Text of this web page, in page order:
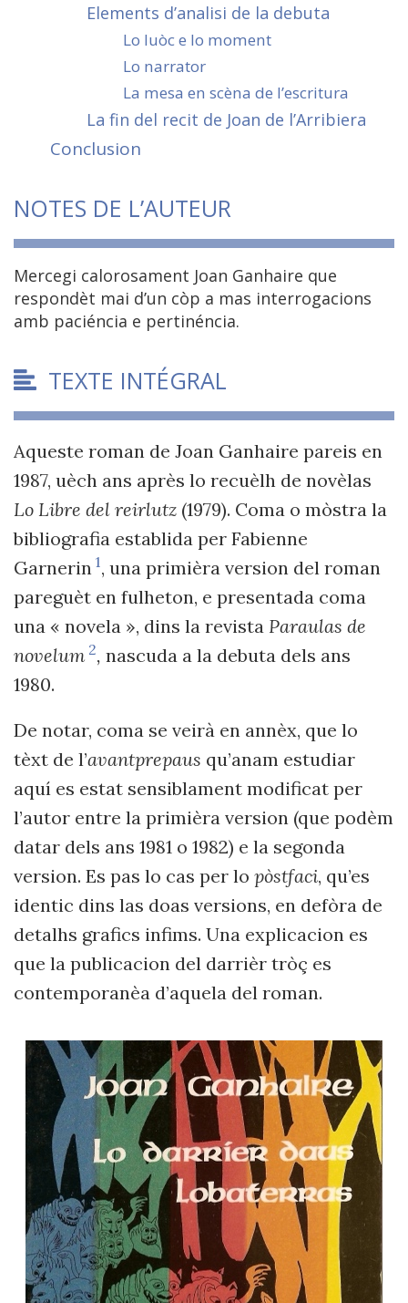
Elements d’analisi de la debuta
Lo luòc e lo moment
Lo narrator
La mesa en scèna de l’escritura
La fin del recit de Joan de l’Arribiera
Conclusion
NOTES DE L’AUTEUR
Mercegi calorosament Joan Ganhaire que
respondèt mai d’un còp a mas interrogacions
amb paciéncia e pertinéncia.
TEXTE INTÉGRAL
Aqueste roman de Joan Ganhaire pareis en
1987, uèch ans après lo recuèlh de novèlas
Lo Libre del reirlutz (1979). Coma o mòstra la
bibliografia establida per Fabienne
Garnerin 1, una primièra version del roman
pareguèt en fulheton, e presentada coma
una « novela », dins la revista Paraulas de
novelum 2,nascuda a la debuta dels ans
1980.
De notar, coma se veirà en annèx, que lo
tèxt de l’avantprepaus qu’anam estudiar
aquí es estat sensiblament modificat per
l’autor entre la primièra version (que podèm
datar dels ans 1981 o 1982) e la segonda
version. Es pas lo cas per lo pòstfaci, qu’es
identic dins las doas versions, en defòra de
detalhs grafics infims. Una explicacion es
que la publicacion del darrièr tròç es
contemporanèa d’aquela del roman.